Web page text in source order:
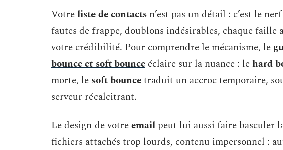
Votreliste de contacts n’est pas un détail : c’est le
fautes de frappe, doublons indésirables, chaque faille
votre crédibilité. Pour comprendre le mécanisme, le
bounce et soft bounce éclaire sur la nuance : lehard
morte, le soft bouncetraduit un accroc temporaire,
serveur récalcitrant.
Le design de votreemail peut lui aussi faire basculer
fichiers attachés trop lourds, contenu impersonnel :